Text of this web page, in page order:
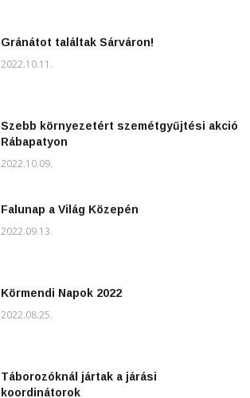
Gránátot találtak Sárváron!
2022.10.11.
Szebb környezetért szemétgyűjtési akció
Rábapatyon
2022.10.09.
Falunap a Világ Közepén
2022.09.13.
Körmendi Napok 2022
2022.08.25.
Táborozóknál jártak a járási
koordinátorok